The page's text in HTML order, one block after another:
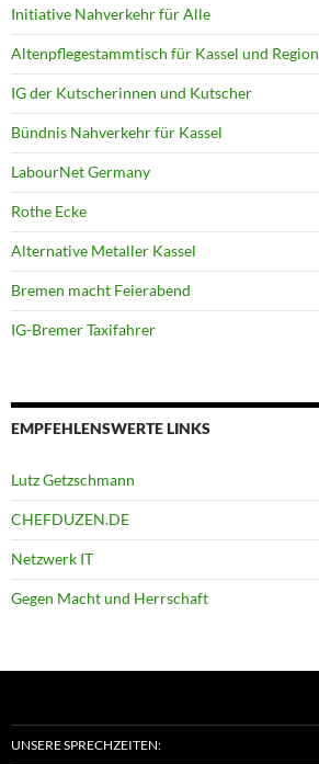
Initiative Nahverkehr für Alle
Altenpflegestammtisch für Kassel und Region
IG der Kutscherinnen und Kutscher
Bündnis Nahverkehr für Kassel
LabourNet Germany
Rothe Ecke
Alternative Metaller Kassel
Bremen macht Feierabend
IG-Bremer Taxifahrer
EMPFEHLENSWERTE LINKS
Lutz Getzschmann
CHEFDUZEN.DE
Netzwerk IT
Gegen Macht und Herrschaft
UNSERE SPRECHZEITEN: